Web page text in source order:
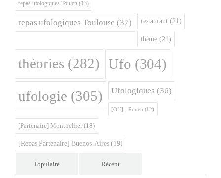
repas ufologiques Toulon (13)
repas ufologiques Toulouse (37) restaurant (21)
théme (21)
théories (282) Ufo (304)
ufologie (305) Ufologiques (36)
[Off] - Rouen (12)
[Partenaire] Montpellier (18)
[Repas Partenaire] Buenos-Aires (19)
Populaire Récent